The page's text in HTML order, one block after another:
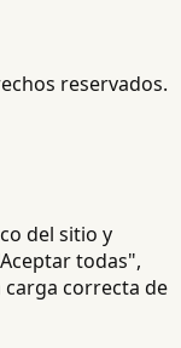
reservados.
del sitio y
todas",
carga correcta de